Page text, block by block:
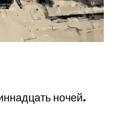
ночей.